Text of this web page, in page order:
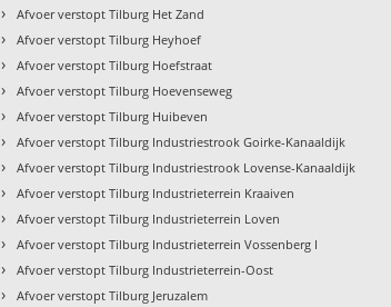
› Afvoer verstopt Tilburg Het Zand
› Afvoer verstopt Tilburg Heyhoef
› Afvoer verstopt Tilburg Hoefstraat
› Afvoer verstopt Tilburg Hoevenseweg
› Afvoer verstopt Tilburg Huibeven
› Afvoer verstopt Tilburg Industriestrook Goirke-Kanaaldijk
› Afvoer verstopt Tilburg Industriestrook Lovense-Kanaaldijk
› Afvoer verstopt Tilburg Industrieterrein Kraaiven
› Afvoer verstopt Tilburg Industrieterrein Loven
› Afvoer verstopt Tilburg Industrieterrein Vossenberg I
› Afvoer verstopt Tilburg Industrieterrein-Oost
› Afvoer verstopt Tilburg Jeruzalem